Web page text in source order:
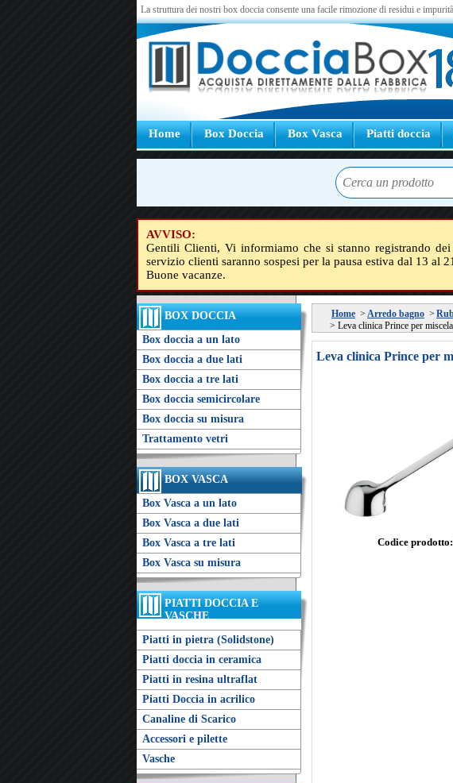
La struttura dei nostri box doccia consente una facile rimozione di residui e
Home Box Doccia Box Vasca Piatti doccia
AVVISO:
Gentili Clienti, Vi informiamo che si stanno registrando
servizio clienti saranno sospesi per la pausa estiva dal 13 al
Buone vacanze.
BOX DOCCIA
Box doccia a un lato
Box doccia a due lati
Box doccia a tre lati
Box doccia semicircolare
Box doccia su misura
Trattamento vetri
BOX VASCA
Box Vasca a un lato
Box Vasca a due lati
Box Vasca a tre lati
Box Vasca su misura
PIATTI DOCCIA E
VASCHE
Piatti in pietra (Solidstone)
Piatti doccia in ceramica
Piatti in resina ultraflat
Piatti Doccia in acrilico
Canaline di Scarico
Accessori e pilette
Vasche
Home > Arredo bagno >
> Leva clinica Prince per
Leva clinica Prince per
Codice prodotto: